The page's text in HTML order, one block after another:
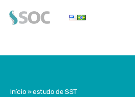
Início»estudo de SST